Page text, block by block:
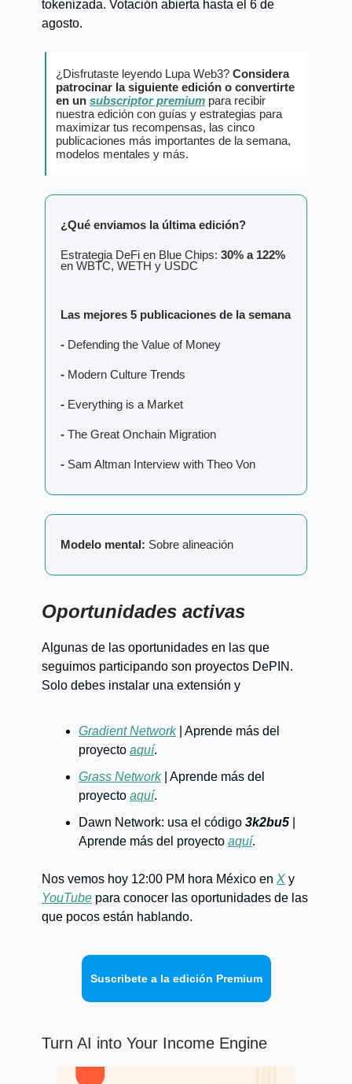
tokenizada. Votación abierta hasta el 6 de
agosto.
¿Disfrutaste leyendo Lupa Web3? Considera
patrocinar la siguiente edición o convertirte
en un subscriptor premium para recibir
nuestra edición con guías y estrategias para
maximizar tus recompensas, las cinco
publicaciones más importantes de la semana,
modelos mentales y más.
¿Qué enviamos la última edición?
Estrategia DeFi en Blue Chips: 30% a 122%
en WBTC, WETH y USDC
Las mejores 5 publicaciones de la semana
- Defending the Value of Money
- Modern Culture Trends
- Everything is a Market
- The Great Onchain Migration
- Sam Altman Interview with Theo Von
Modelo mental: Sobre alineación
Oportunidades activas
Algunas de las oportunidades en las que
seguimos participando son proyectos DePIN.
Solo debes instalar una extensión y
Gradient Network| Aprende más del
proyecto aquí.
Grass Network| Aprende más del
proyecto aquí.
Dawn Network: usa el código 3k2bu5
Aprende más del proyecto aquí.
Nos vemos hoy 12:00 PM hora México en X y
YouTube para conocer las oportunidades de las
que pocos están hablando.
Suscribete a la edición Premium
Turn AI into Your Income Engine